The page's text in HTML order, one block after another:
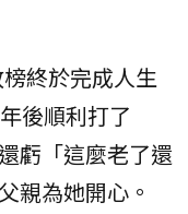
終於完成人生
後順利打了
虧「這麼老了還
親為她開心。